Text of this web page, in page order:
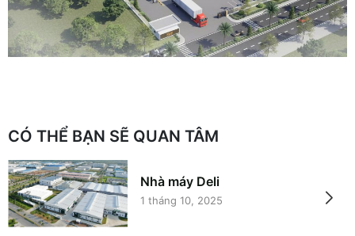
CÓ THỂ BẠN SẼ QUAN TÂM
Nhà máy Deli
1 tháng 10, 2025